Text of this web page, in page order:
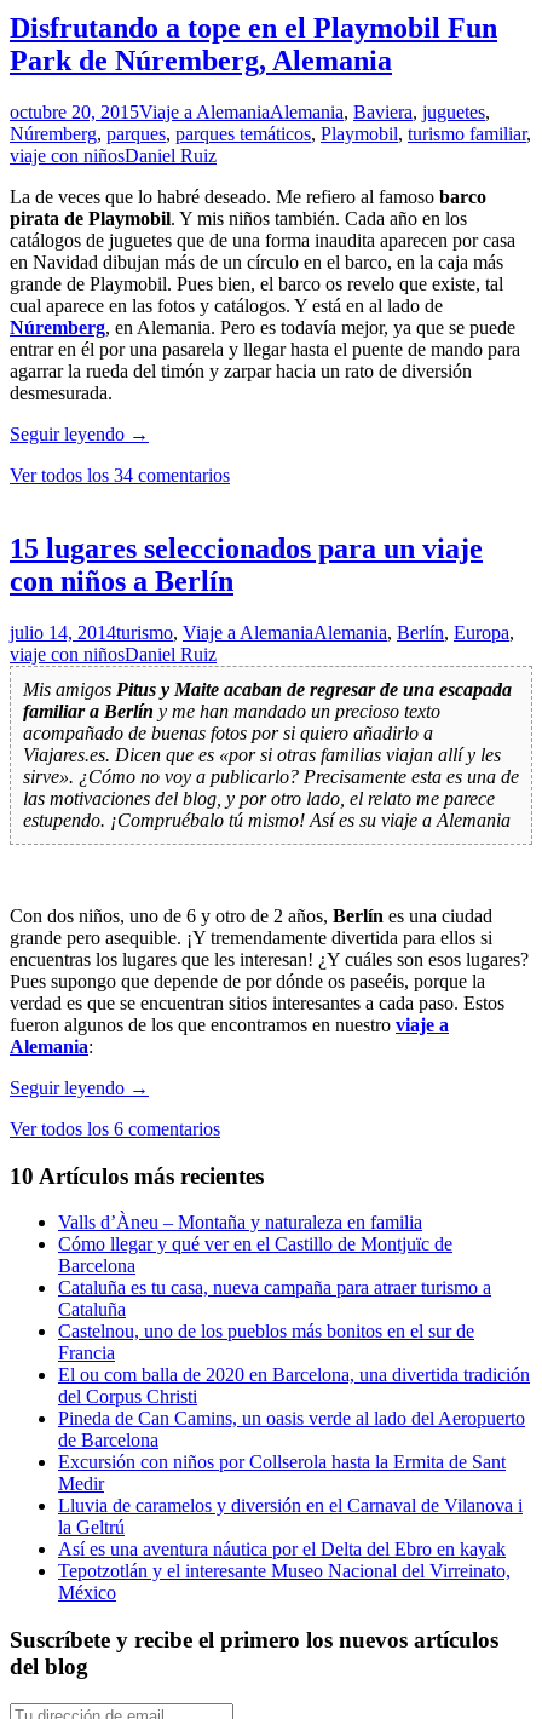
familiar
en
Núremberg
Disfrutando a tope en el Playmobil Fun
Park de Núremberg, Alemania
octubre 20, 2015Viaje a AlemaniaAlemania, Baviera, juguetes,
Núremberg, parques, parques temáticos, Playmobil, turismo familiar,
viaje con niñosDaniel Ruiz
La de veces que lo habré deseado. Me refiero al famoso barco
pirata de Playmobil. Y mis niños también. Cada año en los
catálogos de juguetes que de una forma inaudita aparecen por casa
en Navidad dibujan más de un círculo en el barco, en la caja más
grande de Playmobil. Pues bien, el barco os revelo que existe, tal
cual aparece en las fotos y catálogos. Y está en al lado de
Núremberg, en Alemania. Pero es todavía mejor, ya que se puede
entrar en él por una pasarela y llegar hasta el puente de mando para
agarrar la rueda del timón y zarpar hacia un rato de diversión
desmesurada.
Seguir leyendo Disfrutando
tope
Playmobil
Fun
Park
Núremberg,
Alemania
→
Ver todos los 34 comentarios
15 lugares seleccionados para un viaje
con niños a Berlín
julio 14, 2014turismo, Viaje a AlemaniaAlemania, Berlín, Europa,
viaje con niñosDaniel Ruiz
Mis amigos Pitus y Maite acaban de regresar de una escapada
familiar a Berlín y me han mandado un precioso texto
acompañado de buenas fotos por si quiero añadirlo a
Viajares.es. Dicen que es «por si otras familias viajan allí y les
sirve». ¿Cómo no voy a publicarlo? Precisamente esta es una de
las motivaciones del blog, y por otro lado, el relato me parece
estupendo. ¡Compruébalo tú mismo! Así es su viaje a Alemania
Con dos niños, uno de 6 y otro de 2 años, Berlín es una ciudad
grande pero asequible. ¡Y tremendamente divertida para ellos si
encuentras los lugares que les interesan! ¿Y cuáles son esos lugares?
Pues supongo que depende de por dónde os paseéis, porque la
verdad es que se encuentran sitios interesantes a cada paso. Estos
fueron algunos de los que encontramos en nuestro viaje a
Alemania:
Seguir leyendo 15
seleccionados
un
con
niños
a
Berlín
→
Ver todos los 6 comentarios
10 Artículos más recientes
Valls d’Àneu – Montaña y naturaleza en familia
Cómo llegar y qué ver en el Castillo de Montjuïc de
Barcelona
Cataluña es tu casa, nueva campaña para atraer turismo a
Cataluña
Castelnou, uno de los pueblos más bonitos en el sur de
Francia
El ou com balla de 2020 en Barcelona, una divertida tradición
del Corpus Christi
Pineda de Can Camins, un oasis verde al lado del Aeropuerto
de Barcelona
Excursión con niños por Collserola hasta la Ermita de Sant
Medir
Lluvia de caramelos y diversión en el Carnaval de Vilanova i
la Geltrú
Así es una aventura náutica por el Delta del Ebro en kayak
Tepotzotlán y el interesante Museo Nacional del Virreinato,
México
Suscríbete y recibe el primero los nuevos artículos
del blog
Tu